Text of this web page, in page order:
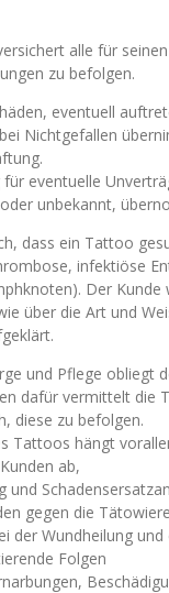
alle für seinen
zu befolgen.
eventuell
Nichtgefallen
eventuelle
unbekannt,
ein Tattoo
infektiöse
Der Kunde
über die Art und
und Pflege obliegt
dafür vermittelt die
diese zu befolgen.
Tattoos hängt
ab,
und
gegen die
der Wundheilung und
Folgen